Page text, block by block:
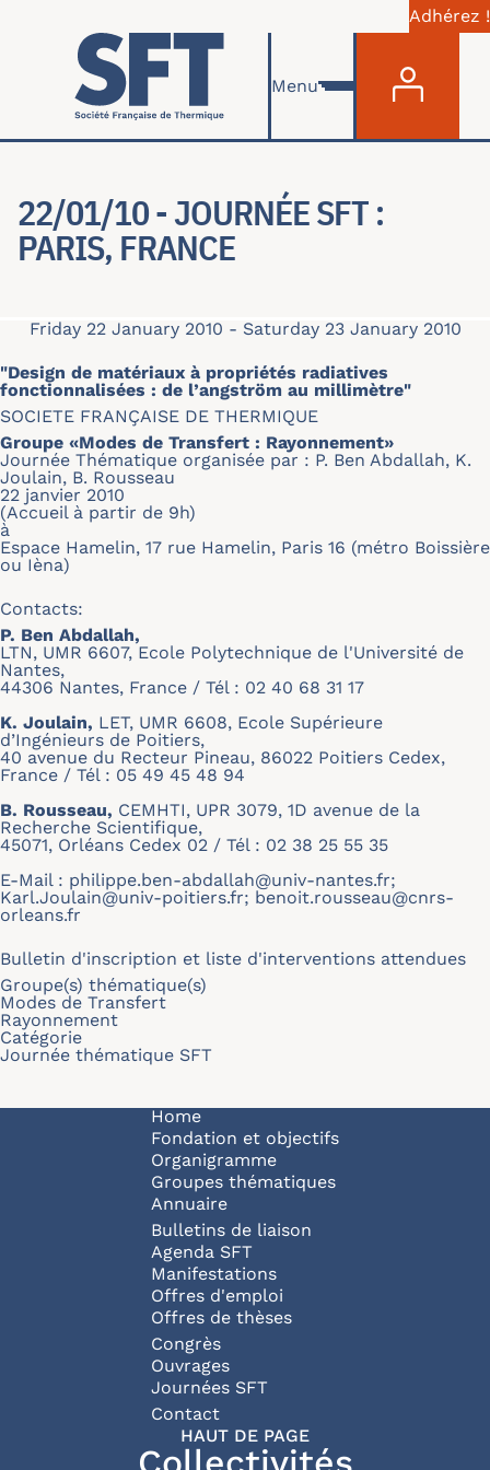
Skip to main content
Adhérez !
Menu
22/01/10 - JOURNÉE SFT :
PARIS, FRANCE
Friday 22 January 2010 - Saturday 23 January 2010
"Design de matériaux à propriétés radiatives
fonctionnalisées : de l’angström au millimètre"
SOCIETE FRANÇAISE DE THERMIQUE
Groupe «Modes de Transfert : Rayonnement»
Journée Thématique organisée par : P. Ben Abdallah, K.
Joulain, B. Rousseau
22 janvier 2010
(Accueil à partir de 9h)
à
Espace Hamelin, 17 rue Hamelin, Paris 16 (métro Boissière
ou Ièna)
Contacts:
P. Ben Abdallah,
LTN, UMR 6607, Ecole Polytechnique de l'Université de
Nantes,
44306 Nantes, France / Tél : 02 40 68 31 17
K. Joulain, LET, UMR 6608, Ecole Supérieure
d’Ingénieurs de Poitiers,
40 avenue du Recteur Pineau, 86022 Poitiers Cedex,
France / Tél : 05 49 45 48 94
B. Rousseau, CEMHTI, UPR 3079, 1D avenue de la
Recherche Scientifique,
45071, Orléans Cedex 02 / Tél : 02 38 25 55 35
E-Mail : philippe.ben-abdallah@univ-nantes.fr;
Karl.Joulain@univ-poitiers.fr; benoit.rousseau@cnrs-
orleans.fr
Bulletin d'inscription et liste d'interventions attendues
Groupe(s) thématique(s)
Modes de Transfert
Rayonnement
Catégorie
Journée thématique SFT
Navigation principale
Home
Fondation et objectifs
Organigramme
Groupes thématiques
Annuaire
Bulletins de liaison
Agenda SFT
Manifestations
Offres d'emploi
Offres de thèses
Congrès
Ouvrages
Journées SFT
Pied de page
Contact
HAUT DE PAGE